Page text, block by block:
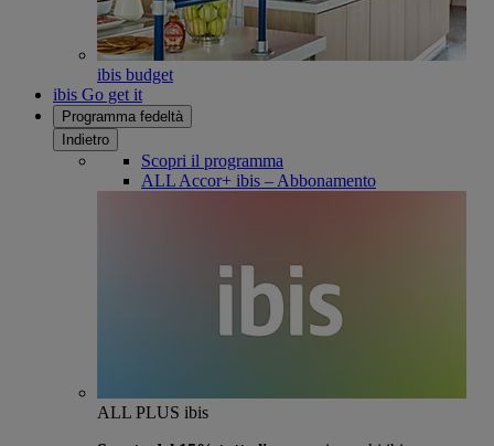
ibis budget
ibis Go get it
Programma fedeltà
Indietro
Scopri il programma
ALL Accor+ ibis – Abbonamento
ALL PLUS ibis